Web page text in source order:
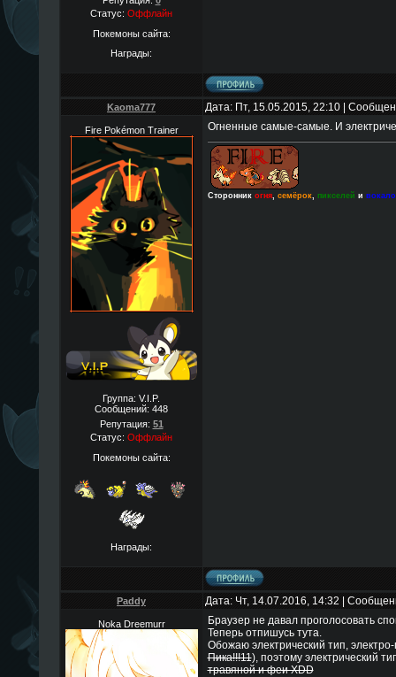
Статус: Оффлайн
Покемоны сайта:
Награды:
Kaoma777 Дата: Пт, 15.05.2015, 22:10 |
Fire Pokémon Trainer
Группа: V.I.P.
Сообщений: 448
Репутация: 51
Статус: Оффлайн
Покемоны сайта:
Награды:
Огненные самые-самые. И
Сторонник огня, семёрок, пикселей и
Paddy Дата: Чт, 14.07.2016, 14:32 |
Noka Dreemurr
Браузер не давал проголосовать
Теперь отпишусь тута.
Обожаю электрический тип,
Пика!!!11), поэтому электрический
травяной и феи XDD